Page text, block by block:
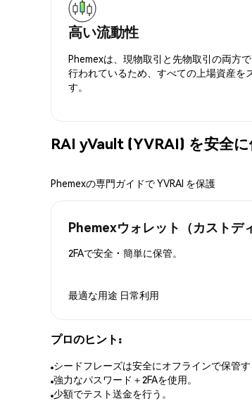
高い流動性
Phemexは、現物取引と先物取引の両方
行われているため、すべての上場資産を
す。
RAI yVault (YVRAI) を安全
Phemexの専門ガイドで YVRAI を保護
Phemexウォレット（カストデ
2FAで安全・簡単に保管。
最適な用途 日常利用
プロのヒント:
シードフレーズは安全にオフラインで保管す
強力なパスワード＋2FAを使用。
少額でテスト送金を行う。